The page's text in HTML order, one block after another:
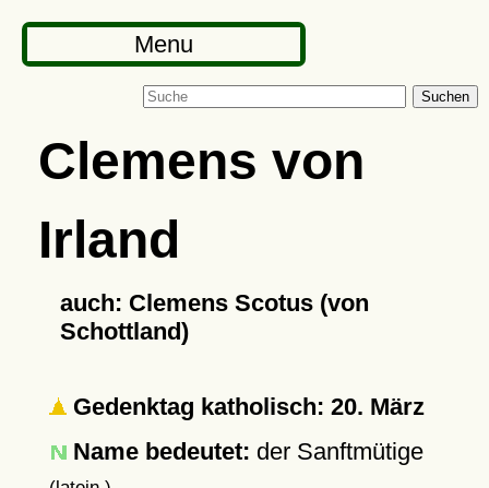
Menu
Suchen
Clemens von
Irland
auch: Clemens Scotus (von
Schottland)
Gedenktag katholisch: 20. März
Name bedeutet: der Sanftmütige